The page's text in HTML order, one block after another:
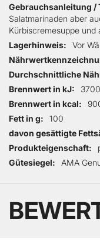
Gebrauchsanleitung /
Salatmarinaden aber
Kürbiscremesuppe
Lagerhinweis
Vor
Durchschnittliche
Brennwert in kJ
3700
Brennwert in kcal
Fett in g
100
davon gesättigte
Produkteigenschaft
Gütesiegel
AMA